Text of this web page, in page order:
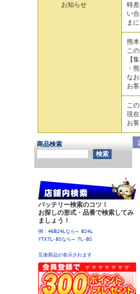
お知らせ
時
い
ま
熊
こ
【
・
な
お
こ
現
お
商品検索
バッテリー検索のコツ！
お探しの形式・品番で検索してみ
ましょう！
例：46B24Lなら→ B24L
YTX7L-BSなら→ 7L-BS
互換商品が表示されます